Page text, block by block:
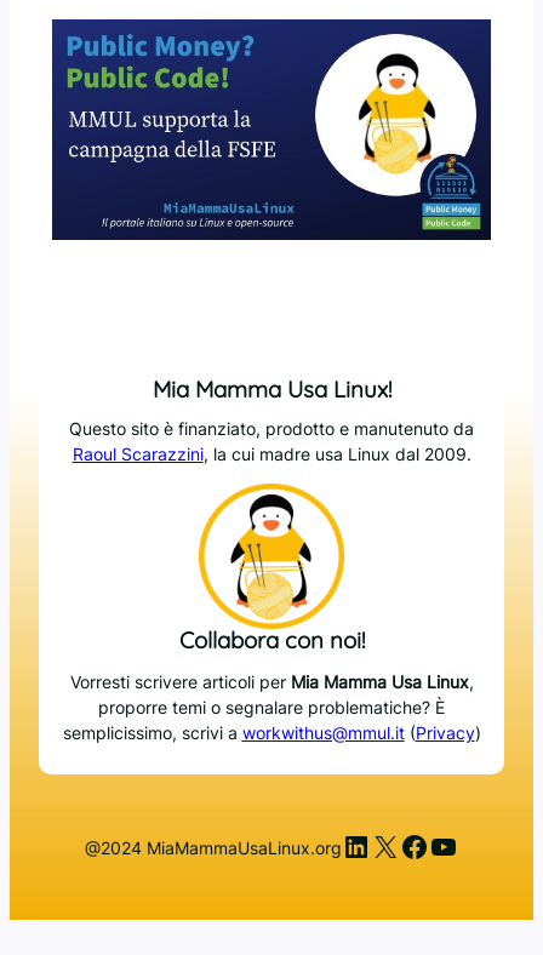
Mia Mamma Usa Linux!
Questo sito è finanziato, prodotto e manutenuto da
Raoul Scarazzini, la cui madre usa Linux dal 2009.
Collabora con noi!
Vorresti scrivere articoli per Mia Mamma Usa Linux,
proporre temi o segnalare problematiche? È
semplicissimo, scrivi a workwithus@mmul.it(Privacy)
@2024 MiaMammaUsaLinux.org LinkedIn
X Facebook